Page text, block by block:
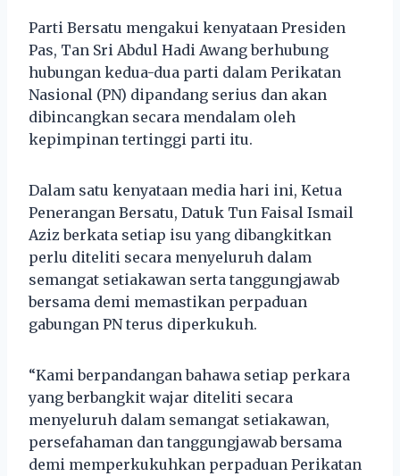
Parti Bersatu mengakui kenyataan Presiden
Pas, Tan Sri Abdul Hadi Awang berhubung
hubungan kedua-dua parti dalam Perikatan
Nasional (PN) dipandang serius dan akan
dibincangkan secara mendalam oleh
kepimpinan tertinggi parti itu.
Dalam satu kenyataan media hari ini, Ketua
Penerangan Bersatu, Datuk Tun Faisal Ismail
Aziz berkata setiap isu yang dibangkitkan
perlu diteliti secara menyeluruh dalam
semangat setiakawan serta tanggungjawab
bersama demi memastikan perpaduan
gabungan PN terus diperkukuh.
“Kami berpandangan bahawa setiap perkara
yang berbangkit wajar diteliti secara
menyeluruh dalam semangat setiakawan,
persefahaman dan tanggungjawab bersama
demi memperkukuhkan perpaduan Perikatan